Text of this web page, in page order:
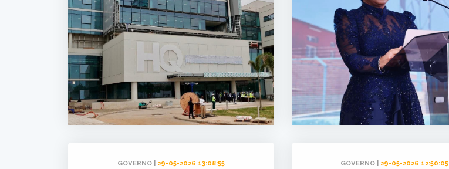
GOVERNO | 29-05-2026 13:08:55
GOVERNO | 29-05-2026 12:50:05